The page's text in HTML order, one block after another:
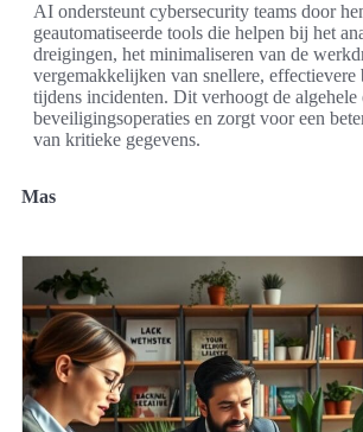
AI ondersteunt cybersecurity teams door
geautomatiseerde tools die helpen bij het
dreigingen, het minimaliseren van de
vergemakkelijken van snellere, effectievere
tijdens incidenten. Dit verhoogt de
beveiligingsoperaties en zorgt voor een
van kritieke gegevens.
Mas